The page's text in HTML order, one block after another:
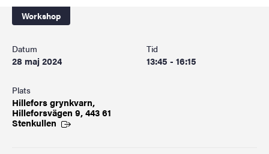
Workshop
Datum
28 maj 2024
Tid
13:45 - 16:15
Plats
Hillefors grynkvarn,
Hilleforsvägen 9, 443 61
Stenkullen